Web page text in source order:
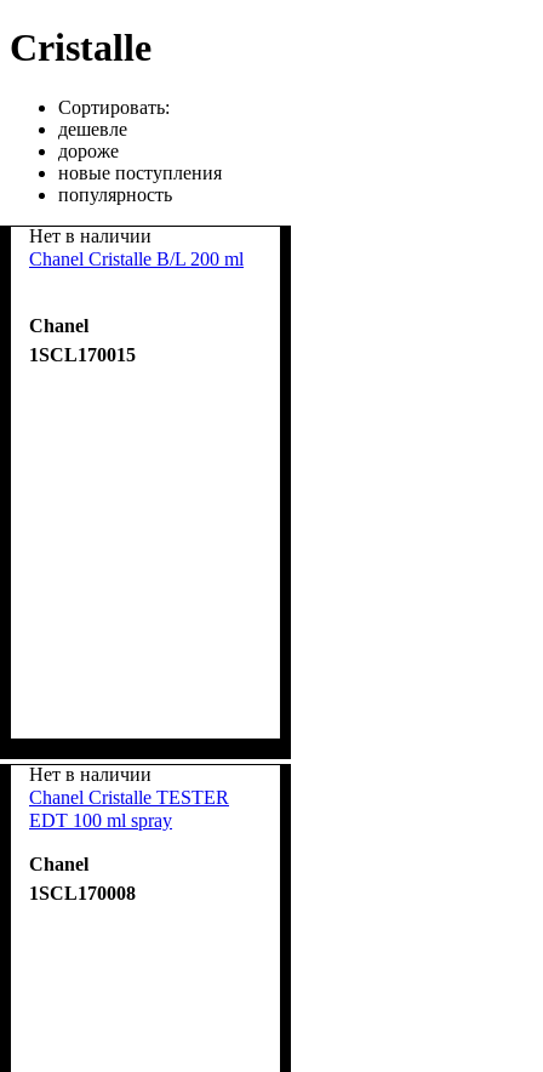
Cristalle
Сортировать:
дешевле
дороже
новые поступления
популярность
Нет в наличии
Chanel Cristalle B/L 200 ml
Chanel
1SCL170015
Нет в наличии
Chanel Cristalle TESTER
EDT 100 ml spray
Chanel
1SCL170008